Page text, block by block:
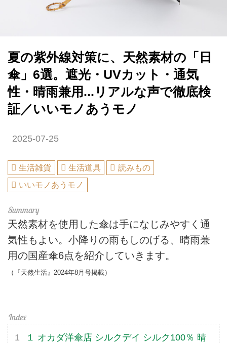
夏の紫外線対策に、天然素材の「日
傘」6選。遮光・UVカット・通気
性・晴雨兼用...リアルな声で徹底検
証／いいモノあうモノ
2025-07-25
生活雑貨 生活道具
読みもの
いいモノあうモノ
天然素材を使用した傘は手になじみやすく通
気性もよい。小降りの雨もしのげる、晴雨兼
用の国産傘6点を紹介していきます。
（『天然生活』2024年8月号掲載）
１ オカダ洋傘店 シルクデイ シルク100％ 晴